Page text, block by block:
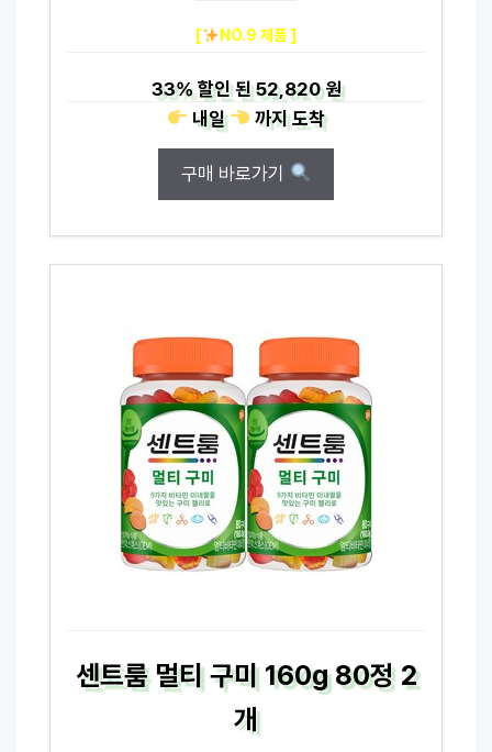
[ NO.9 제품 ]
33%할인 된52,820 원
내일
까지도착
구매 바로가기
센트룸 멀티 구미 160g 80정 2
개